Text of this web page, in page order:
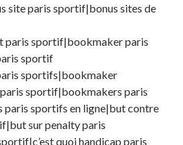
site paris sportif|bonus sites de
paris sportif|bookmaker paris
sportif
sportifs|bookmaker
sportif|bookmakers paris
sportifs en ligne|but contre
sur penalty paris
quoi handicap paris